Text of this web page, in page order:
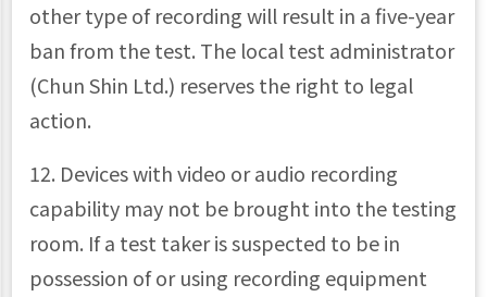
other type of recording will result in a five-year
ban from the test. The local test administrator
(Chun Shin Ltd.) reserves the right to legal
action.
12. Devices with video or audio recording
capability may not be brought into the testing
room. If a test taker is suspected to be in
possession of or using recording equipment